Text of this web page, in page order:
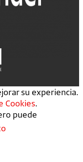
su experiencia.
Cookies.
puede